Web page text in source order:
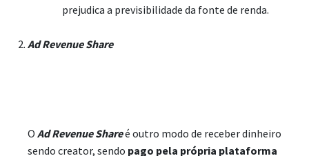
prejudica a previsibilidade da fonte de renda.
Ad Revenue Share
O Ad Revenue Shareé outro modo de receber dinheiro
sendo creator, sendo pago pela própria plataforma